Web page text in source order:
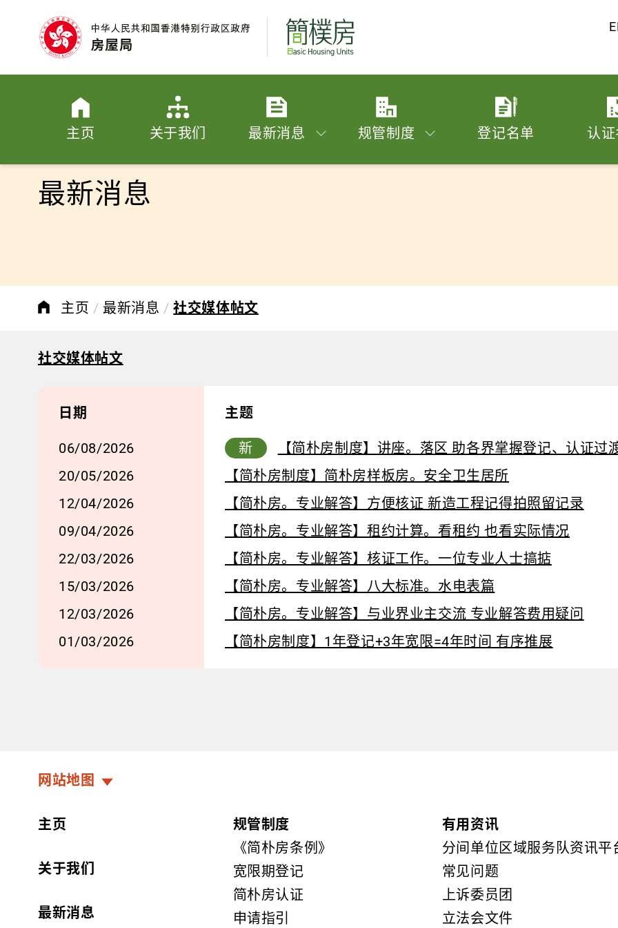
主页 关于我们 最新消息 规管制度 登记名单 认
最新消息
主页 最新消息 社交媒体帖文
社交媒体帖文
日期 主题
06/08/2026 新
【简朴房制度】讲座。落区 助各界掌握登记、认证过
20/05/2026
【简朴房制度】简朴房样板房。安全卫生居所
12/04/2026
【简朴房。专业解答】方便核证 新造工程记得拍照留记录
09/04/2026
【简朴房。专业解答】租约计算。看租约 也看实际情况
22/03/2026
【简朴房。专业解答】核证工作。一位专业人士搞掂
15/03/2026
【简朴房。专业解答】八大标准。水电表篇
12/03/2026
【简朴房。专业解答】与业界业主交流 专业解答费用疑问
01/03/2026
【简朴房制度】1年登记+3年宽限=4年时间 有序推展
网站地图
主页
关于我们
最新消息
规管制度
《简朴房条例》
宽限期登记
简朴房认证
申请指引
有用资讯
分间单位区域服务队资讯平
常见问题
上诉委员团
立法会文件